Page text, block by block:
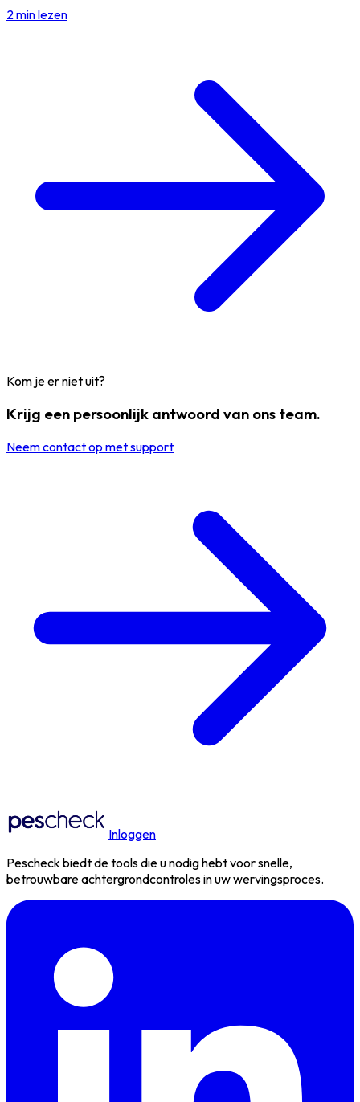
2 min lezen
Kom je er niet uit?
Krijg een persoonlijk antwoord van ons team.
Neem contact op met support
Inloggen
Pescheck biedt de tools die u nodig hebt voor snelle,
betrouwbare achtergrondcontroles in uw wervingsproces.